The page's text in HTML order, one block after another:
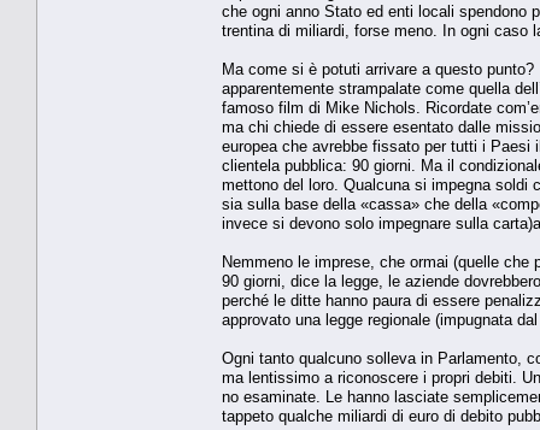
che ogni anno Stato ed enti locali spendono
tren­tina di miliardi, forse meno. In ogni caso
Ma come si è potuti arrivare a questo
apparentemente strampalate come quella
famoso film di Mike Ni­chols. Ricordate
ma chi chiede di essere esen­tato dalle
europea che avrebbe fissato per tutti i Paesi
clientela pubblica: 90 giorni. Ma il
mettono del loro. Qualcuna si impegna soldi
sia sulla base della «cassa» che della
invece si devono solo impegnare sulla
Nemmeno le imprese, che ormai (quelle che
90 giorni, dice la legge, le aziende
perché le ditte hanno paura di essere
ap­provato una legge regionale (impugnata
Ogni tanto qualcuno solleva in Parlamen­to,
ma lentissimo a riconoscere i propri de­biti.
no esaminate. Le hanno lasciate
tap­peto qualche miliardi di euro di debito